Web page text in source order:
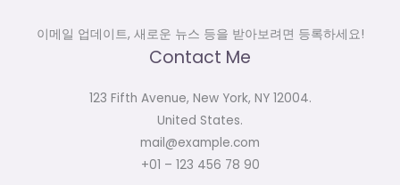
이메일 업데이트, 새로운 뉴스 등을 받아보려면 등록하세요!
Contact Me
123 Fifth Avenue, New York, NY 12004.
United States.
mail@example.com
+01 – 123 456 78 90